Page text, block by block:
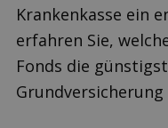
Krankenkasse ein
erfahren Sie,
Fonds die